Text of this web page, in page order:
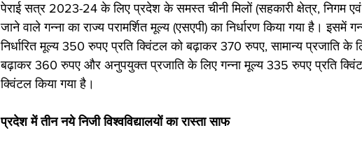
पेराई सत्र 2023-24 के लिए प्रदेश के समस्त चीनी मिलों (सहकारी क्षेत्र, निगम एवं
जाने वाले गन्ना का राज्य परामर्शित मूल्य (एसएपी) का निर्धारण किया गया है। इसमें
निर्धारित मूल्य 350 रुपए प्रति क्विंटल को बढ़ाकर 370 रुपए, सामान्य प्रजाति
बढ़ाकर 360 रुपए और अनुपयुक्त प्रजाति के लिए गन्ना मूल्य 335 रुपए प्रति
क्विंटल किया गया है।
प्रदेश में तीन नये निजी विश्वविद्यालयों का रास्ता साफ